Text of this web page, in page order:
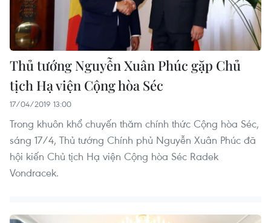
Thủ tướng Nguyễn Xuân Phúc gặp Chủ
tịch Hạ viện Cộng hòa Séc
17/04/2019 13:00
Trong khuôn khổ chuyến thăm chính thức Cộng hòa Séc,
sáng 17/4, Thủ tướng Chính phủ Nguyễn Xuân Phúc đã
hội kiến Chủ tịch Hạ viện Cộng hòa Séc Radek
Vondracek.